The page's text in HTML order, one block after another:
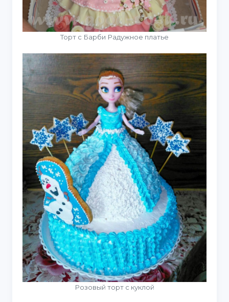
Торт с Барби Радужное платье
Розовый торт с куклой